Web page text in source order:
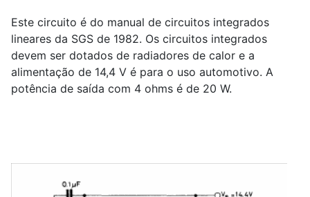
Este circuito é do manual de circuitos integrados
lineares da SGS de 1982. Os circuitos integrados
devem ser dotados de radiadores de calor e a
alimentação de 14,4 V é para o uso automotivo. A
potência de saída com 4 ohms é de 20 W.